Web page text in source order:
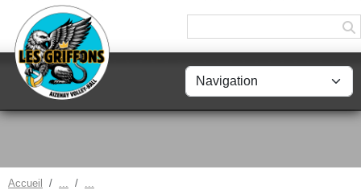
Accueil
Panneau de gestion des cookies